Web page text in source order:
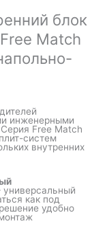
блок
Match
инженерными
Free Match
систем
внутренних
универсальный
как под
удобно